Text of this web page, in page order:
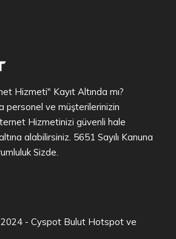
Hizmeti" Kayıt Altında mı?
personel ve müşterilerinizin
Hizmetinizi güvenli hale
alabilirsiniz. 5651 Sayılı Kanuna
Sizde.
- Cyspot Bulut Hotspot ve